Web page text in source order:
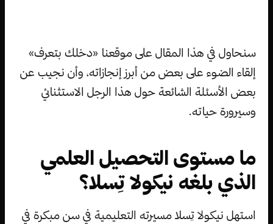
سنحاول في هذا المقال على موقعنا «دخلك بتعرف»
إلقاء الضوء على بعض من أبرز إنجازاته، وأن نجيب عن
بعض الأسئلة الشائعة حول هذا الرجل الاستثنائي
وسيرورة حياته.
ما مستوى التحصيل العلمي
الذي بلغه نيكولا تِسلا؟
استهل نيكولا تِسلا مسيرته التعليمية في سن مبكرة في